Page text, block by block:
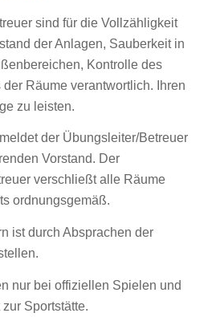
sind für die Vollzähligkeit
der Anlagen, Sauberkeit in
Kontrolle des
Räume verantwortlich. Ihren
zu leisten.
der Übungsleiter/Betreuer
Vorstand. Der
verschließt alle Räume
ordnungsgemäß.
ist durch Absprachen der
nur bei offiziellen Spielen und
Sportstätte.